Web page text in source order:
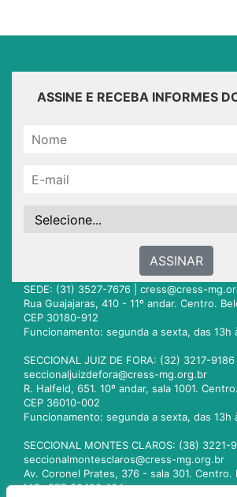
ASSINE E RECEBA INFORMES
ASSINAR
SEDE: (31) 3527-7676 | cress@cress-
Rua Guajajaras, 410 - 11º andar. Centro.
CEP 30180-912
Funcionamento: segunda a sexta, das 13h
SECCIONAL JUIZ DE FORA: (32) 3217-9186 |
seccionaljuizdefora@cress-mg.org.br
R. Halfeld, 651. 10º andar, sala 1001.
CEP 36010-002
Funcionamento: segunda a sexta, das 13h
SECCIONAL MONTES CLAROS: (38) 3221-
seccionalmontesclaros@cress-mg.org.br
Av. Coronel Prates, 376 - sala 301.
MG. CEP 39400-104